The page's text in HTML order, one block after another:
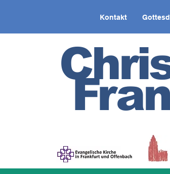
Kontakt